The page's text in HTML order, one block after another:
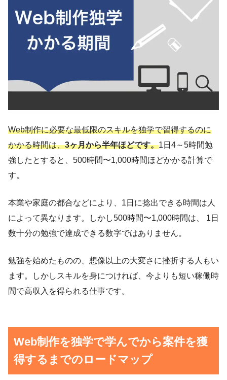
Web制作に必要な最低限のスキルを独学で習得するのに
かかる時間は、3ヶ月から半年ほどです。1日4～5時間勉
強したとすると、500時間〜1,000時間ほどかかる計算で
す。
本業や家庭の都合などにより、1日に捻出できる時間は人
によって異なります。しかし500時間〜1,000時間は、 1日
数十分の勉強で達成できる数字ではありません。
勉強を始めたものの、想像以上の大変さに挫折する人もい
ます。しかしスキルを身につければ、今よりも短い稼働時
間で高収入を得られる仕事です。
Web制作を独学で学んでから案件を獲
得するまでのロードマップ